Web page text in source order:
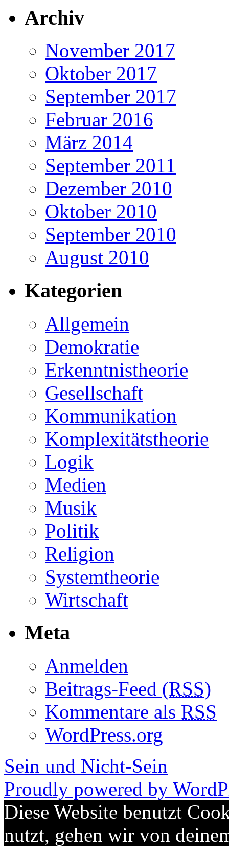
Archiv
November 2017
Oktober 2017
September 2017
Februar 2016
März 2014
September 2011
Dezember 2010
Oktober 2010
September 2010
August 2010
Kategorien
Allgemein
Demokratie
Erkenntnistheorie
Gesellschaft
Kommunikation
Komplexitätstheorie
Logik
Medien
Musik
Politik
Religion
Systemtheorie
Wirtschaft
Meta
Anmelden
Beitrags-Feed (RSS)
Kommentare als RSS
WordPress.org
Sein und Nicht-Sein
Proudly powered by
Diese Website benutzt
nutzt, gehen wir von